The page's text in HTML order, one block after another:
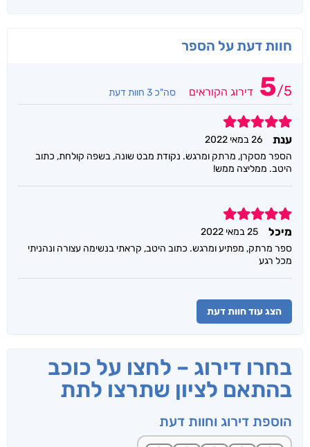
חוות דעת על הספר
5/5 דירוג הקוראים סה"כ 3 חוות דעת
5
ענת
26 במאי 2022
הספר מסקרן, מרתק ומרגש. נקודת מבט שונה, בשפה קולחת, כתוב
היטב. ממליצה ממש!
5
מיכל
25 במאי 2022
ספר מרתק, מפתיע ומרגש. כתוב היטב, קראתי בנשימה עצורה ונהניתי
מכל רגע
הצג עוד חוות דעת
בחרו דירוג – לחצו על כוכב
בהתאם לציון שתרצו לתת
הוספת דירוג וחוות דעת